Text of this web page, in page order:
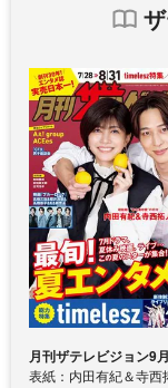
月刊ザテレビジョン9
表紙：内田有紀＆寺西